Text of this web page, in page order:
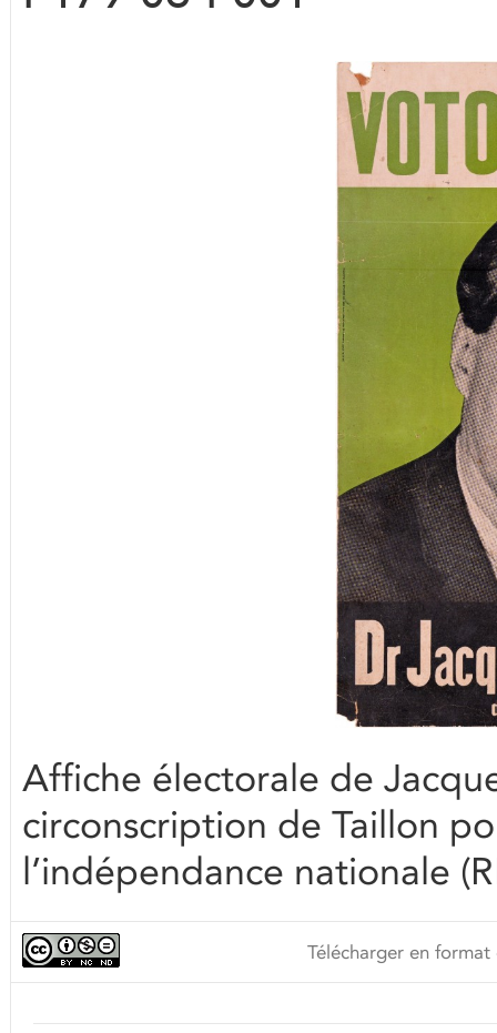
Affiche électorale de
circonscription de Taillon
l’indépendance nationale
Télécharger en